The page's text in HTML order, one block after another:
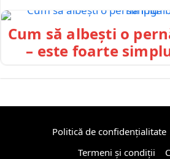
Cum să albești o
– este foarte
Politică de confidențialitate
Termeni și condiții